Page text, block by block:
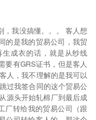
，我没搞懂。。。 客人想
的是我的贸易公司，我贸
成衣的话，就是从纱线
要有GRS证书，但是客人
人，我不理解的是我可以
过我签合同的这个贸易公
源头开始轧棉厂到最后成
厂转给我的贸易公司（跟